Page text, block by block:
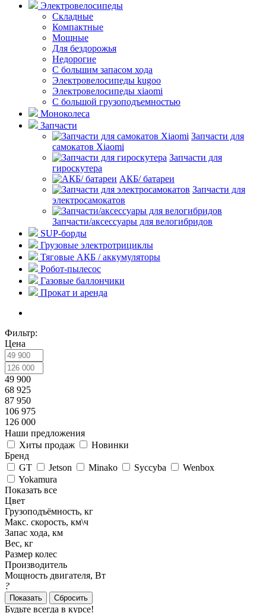
Электровелосипеды
Складные
Компактные
Мощные
Для бездорожья
Недорогие
С большим запасом хода
Электровелосипеды kugoo
Электровелосипеды xiaomi
С большой грузоподъемностью
Моноколеса
Запчасти
Запчасти для
самокатов Xiaomi
Запчасти для
гироскутера
АКБ/ батареи
Запчасти для
электросамокатов
Запчасти/аксессуары для велогибридов
SUP-борды
Грузовые электротрициклы
Тяговые АКБ / аккумуляторы
Робот-пылесос
Газовые баллончики
Прокат и аренда
Фильтр:
Цена
49 900
68 925
87 950
106 975
126 000
Наши предложения
Хиты продаж
Новинки
Бренд
GT
Jetson Minako Syccyba
Wenbox
Yokamura
Показать все
Цвет
Грузоподъёмность, кг
Макс. скорость, км\ч
Запас хода, км
Вес, кг
Размер колес
Производитель
Мощность двигателя, Вт
?
Показать Сбросить
Будьте всегда в курсе!